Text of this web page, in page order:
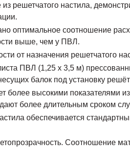
решетчатого настила,
оптимальное соотношение
выше, чем у ПВЛ.
от назначения решетчатого
ПВЛ (1,25 х 3,5 м)
балок под установку
более высокими показателями
более длительным сроком
обеспечивается
Соотношение